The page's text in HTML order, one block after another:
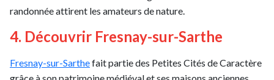
randonnée attirent les amateurs de nature.
4. Découvrir Fresnay-sur-Sarthe
Fresnay-sur-Sarthefait partie des Petites Cités de Caractère